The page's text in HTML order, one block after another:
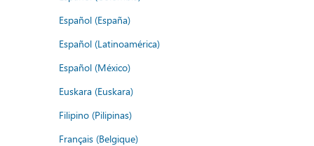
Español (España)
Español (Latinoamérica)
Español (México)
Euskara (Euskara)
Filipino (Pilipinas)
Français (Belgique)